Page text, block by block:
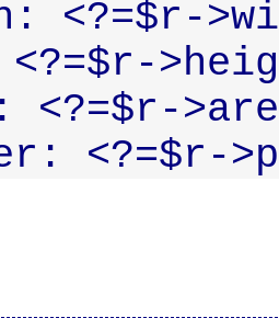
<?=$r-
<?=$r-
<?=$r-